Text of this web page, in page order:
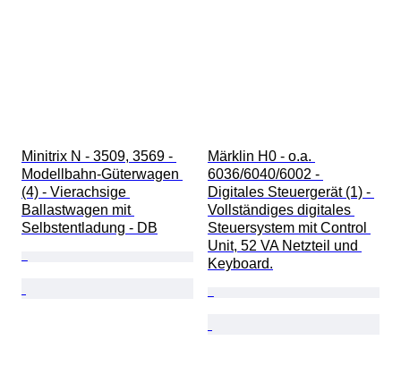
Minitrix N - 3509, 3569 -
Modellbahn-Güterwagen
(4) - Vierachsige
Ballastwagen mit
Selbstentladung - DB
Märklin H0 - o.a.
6036/6040/6002 -
Digitales Steuergerät (1) -
Vollständiges digitales
Steuersystem mit Control
Unit, 52 VA Netzteil und
Keyboard.